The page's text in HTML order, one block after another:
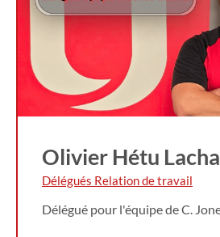
Olivier Hétu
Délégués Relation de travail
Délégué pour l'équipe de C.